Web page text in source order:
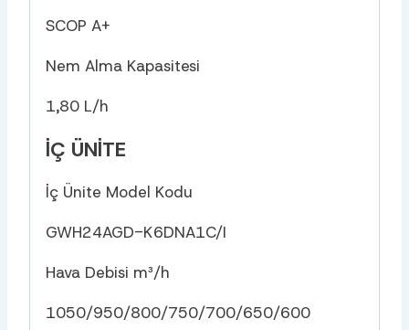
SCOP A+
Nem Alma Kapasitesi
1,80 L/h
İÇ ÜNITE
İç Ünite Model Kodu
GWH24AGD-K6DNA1C/I
Hava Debisi m³/h
1050/950/800/750/700/650/600